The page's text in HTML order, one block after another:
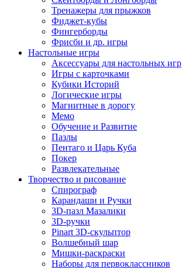
Тренажеры для прыжков
Фиджет-кубы
Фингерборды
Фрисби и др. игры
Настольные игры
Аксессуары для настольных игр
Игры с карточками
Кубики Историй
Логические игры
Магнитные в дорогу
Мемо
Обучение и Развитие
Пазлы
Пентаго и Царь Куба
Покер
Развлекательные
Творчество и рисование
Спирограф
Карандаши и Ручки
3D-пазл Мазалики
3D-ручки
Pinart 3D-скульптор
Волшебный шар
Мишки-раскраски
Наборы для первоклассников